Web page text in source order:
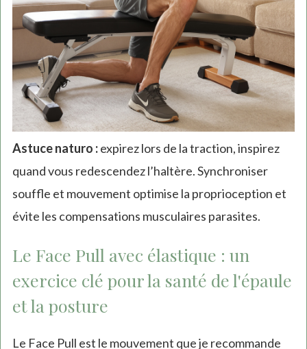
Astuce naturo :expirez lors de la traction, inspirez
quand vous redescendez l’haltère. Synchroniser
souffle et mouvement optimise la proprioception et
évite les compensations musculaires parasites.
Le Face Pull avec élastique : un
exercice clé pour la santé de l'épaule
et la posture
Le Face Pull est le mouvement que je recommande